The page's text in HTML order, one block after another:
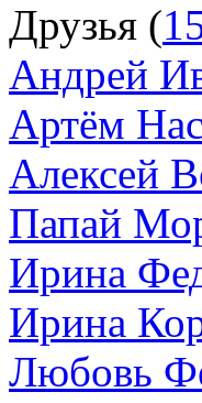
Друзья (
Андрей
Артём
Алексей
Папай
Ирина
Ирина
Любовь